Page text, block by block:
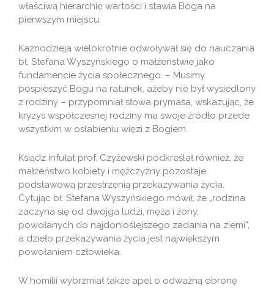
właściwą hierarchię wartości i stawia Boga na
pierwszym miejscu.
Kaznodzieja wielokrotnie odwoływał się do nauczania
bł. Stefana Wyszyńskiego o małżeństwie jako
fundamencie życia społecznego. – Musimy
pospieszyć Bogu na ratunek, ażeby nie był wysiedlony
z rodziny – przypomniał słowa prymasa, wskazując, że
kryzys współczesnej rodziny ma swoje źródło przede
wszystkim w osłabieniu więzi z Bogiem.
Ksiądz infułat prof. Czyżewski podkreślał również, że
małżeństwo kobiety i mężczyzny pozostaje
podstawową przestrzenią przekazywania życia.
Cytując bł. Stefana Wyszyńskiego mówił, że „rodzina
zaczyna się od dwojga ludzi, męża i żony,
powołanych do najdonioślejszego zadania na ziemi”,
a dzieło przekazywania życia jest największym
powołaniem człowieka.
W homilii wybrzmiał także apel o odważną obronę